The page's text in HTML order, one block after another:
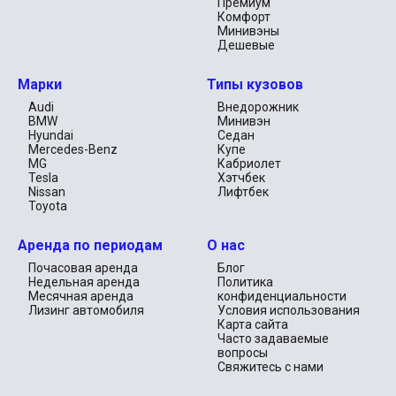
Современный стиль и уверенность в
Hyundai Creta — это не просто автомобиль, а ваш ключ к
захватывающим открытиям. В каждом её элементе
чувствуется непревзойдённое внимание к деталям и забота
о водителе. Яркий красный кузов притягивает взгляды,
подчёркивая ваш динамичный стиль жизни, а продуманный
дизайн внутреннего пространства создаёт атмосферу
спокойствия и уверенности.
С Hyundai Creta ваш каждый день наполнится новыми
ощущая, как кроссовер идеально сочетает в себе
практичность, безопасность и стиль. Погружайтесь в
уникальные моменты вашего путешествия, создавая
воспоминания, которые останутся с вами навсегда.
Комфорт
Минивэны
Дешевые
Марки
Audi
BMW
Hyundai
Mercedes-Benz
MG
Tesla
Nissan
Toyota
Типы кузовов
Внедорожник
Минивэн
Седан
Купе
Кабриолет
Хэтчбек
Лифтбек
Аренда по периодам
Почасовая аренда
Недельная аренда
Месячная аренда
Лизинг автомобиля
О нас
Блог
Политика
конфиденциальности
Условия использования
Карта сайта
Часто задаваемые
вопросы
Свяжитесь с нами